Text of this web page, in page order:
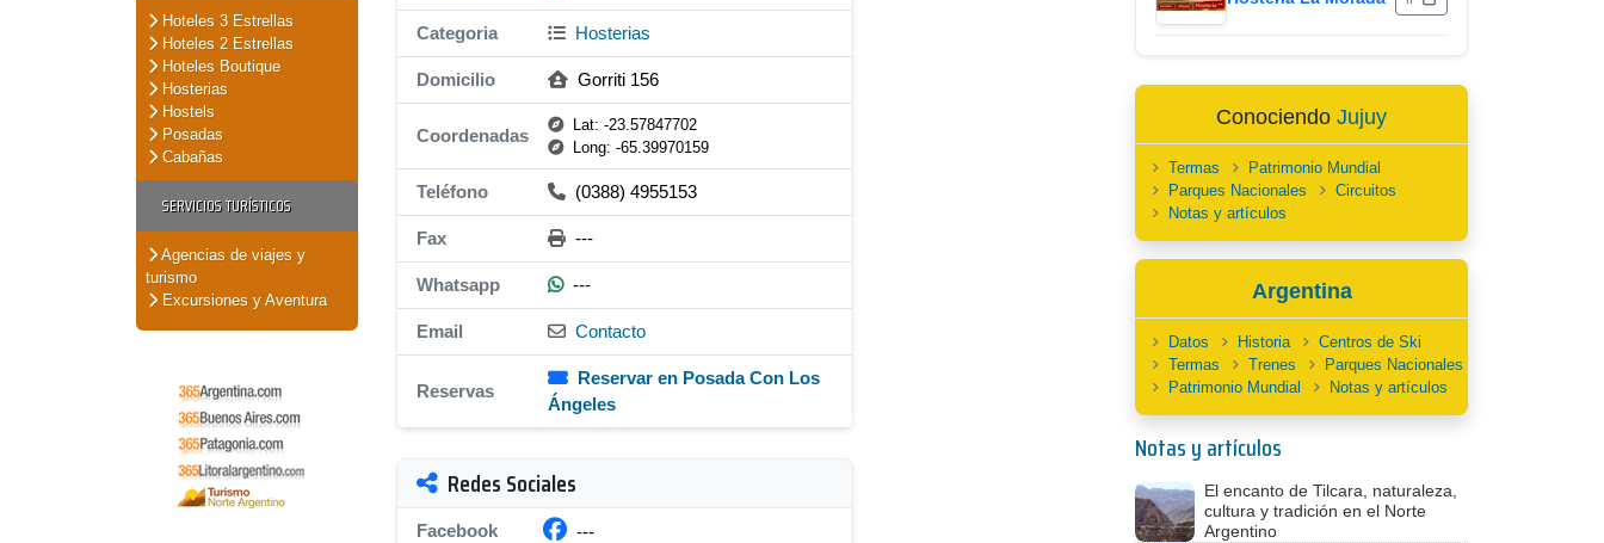
Hoteles 3 Estrellas
Hoteles 2 Estrellas
Hoteles Boutique
Hosterias
Hostels
Posadas
Cabañas
SERVICIOS TURÍSTICOS
Agencias de viajes y
turismo
Excursiones y Aventura
Categoria Hosterias
Domicilio Gorriti 156
Coordenadas
Lat: -23.57847702
Long: -65.39970159
Teléfono (0388) 4955153
Fax ---
Whatsapp ---
Email Contacto
Reservas
Reservar en Posada Con Los
Ángeles
Redes Sociales
Facebook ---
Conociendo Jujuy
Termas
Patrimonio Mundial
Parques Nacionales
Circuitos
Notas y artículos
Argentina
Datos Historia
Centros de Ski
Termas
Trenes
Parques Nacionales
Patrimonio Mundial
Notas y artículos
Notas y artículos
El encanto de Tilcara, naturaleza,
cultura y tradición en el Norte
Argentino